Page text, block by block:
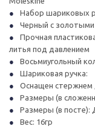
Набор шариковых
Черный с золотыми
Прочная
литья под давлением
Восьмиугольный
Шариковая ручка:
Оснащен стержнем
Размеры (в
Размеры (в посте):
Вес: 16гр